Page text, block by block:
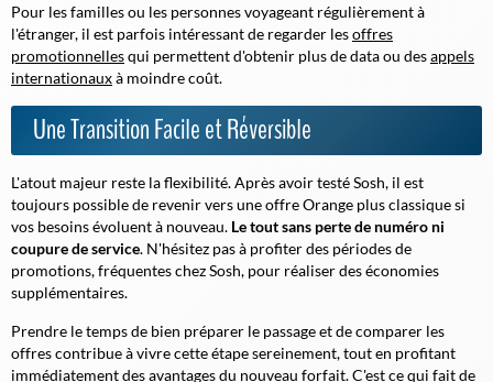
Pour les familles ou les personnes voyageant régulièrement à
l'étranger, il est parfois intéressant de regarder lesoffres
promotionnellesqui permettent d'obtenir plus de data ou desappels
internationauxà moindre coût.
Une Transition Facile et Réversible
L'atout majeur reste la flexibilité. Après avoir testé Sosh, il est
toujours possible de revenir vers une offre Orange plus classique si
vos besoins évoluent à nouveau. Le tout sans perte de numéro ni
coupure de service. N'hésitez pas à profiter des périodes de
promotions, fréquentes chez Sosh, pour réaliser des économies
supplémentaires.
Prendre le temps de bien préparer le passage et de comparer les
offres contribue à vivre cette étape sereinement, tout en profitant
immédiatement des avantages du nouveau forfait. C'est ce qui fait de